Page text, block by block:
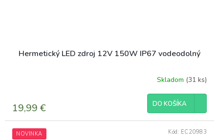
Hermetický LED zdroj 12V 150W IP67 vodeodolný
Skladom (31 ks)
19,99 € DO KOŠÍKA
NOVINKA Kód: EC20983